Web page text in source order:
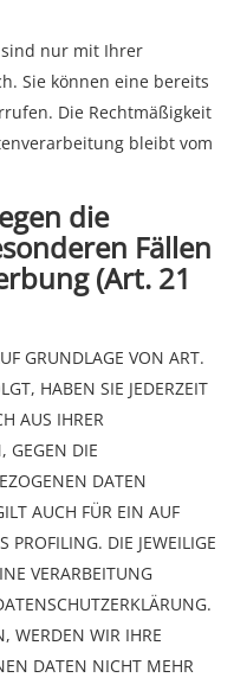
sind nur mit Ihrer
Sie können eine bereits
Die Rechtmäßigkeit
bleibt vom
die
Fällen
(Art. 21
GRUNDLAGE VON ART.
HABEN SIE JEDERZEIT
AUS IHRER
GEGEN DIE
DATEN
AUCH FÜR EIN AUF
PROFILING. DIE JEWEILIGE
VERARBEITUNG
WERDEN WIR IHRE
DATEN NICHT MEHR